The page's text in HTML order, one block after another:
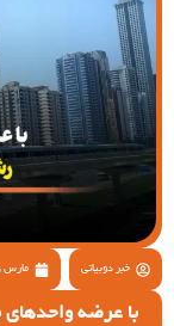
خبر دوبیاتی مارس 15, 2025
با عرضه